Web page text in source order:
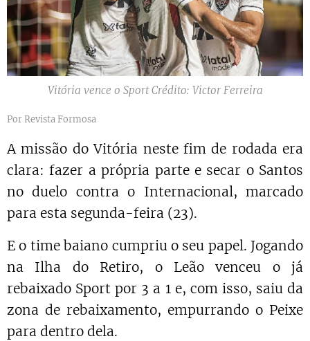
Vitória vence o Sport Crédito: Victor Ferreira
Por Revista Formosa
A missão do Vitória neste fim de rodada era
clara: fazer a própria parte e secar o Santos
no duelo contra o Internacional, marcado
para esta segunda-feira (23).
E o time baiano cumpriu o seu papel. Jogando
na Ilha do Retiro, o Leão venceu o já
rebaixado Sport por 3 a 1 e, com isso, saiu da
zona de rebaixamento, empurrando o Peixe
para dentro dela.